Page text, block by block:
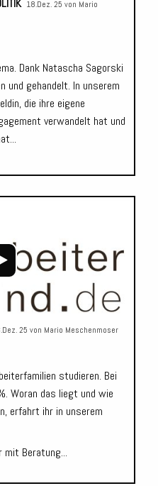
18.Dez. 25 von Mario
Dank Natascha Sagorski
und gehandelt. In unserem
die ihre eigene
verwandelt hat und
25 von Mario Meschenmoser
studieren. Bei
Woran das liegt und wie
erfahrt ihr in unserem
mit Beratung...